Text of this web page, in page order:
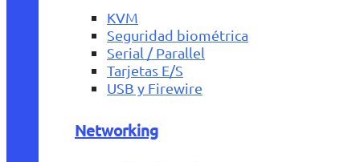
KVM
Seguridad biométrica
Serial / Parallel
Tarjetas E/S
USB y Firewire
Networking